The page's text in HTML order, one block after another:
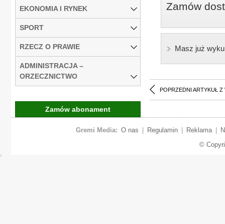
Zamów
Masz już
POPRZEDNI ARTYKUŁ Z
EKONOMIA I RYNEK
SPORT
RZECZ O PRAWIE
ADMINISTRACJA –
ORZECZNICTWO
Zamów abonament
Gremi Media: O nas Regulamin Reklama
©